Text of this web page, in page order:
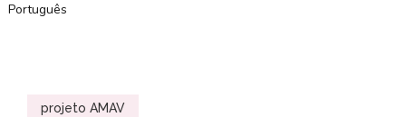
Português
projeto AMAV